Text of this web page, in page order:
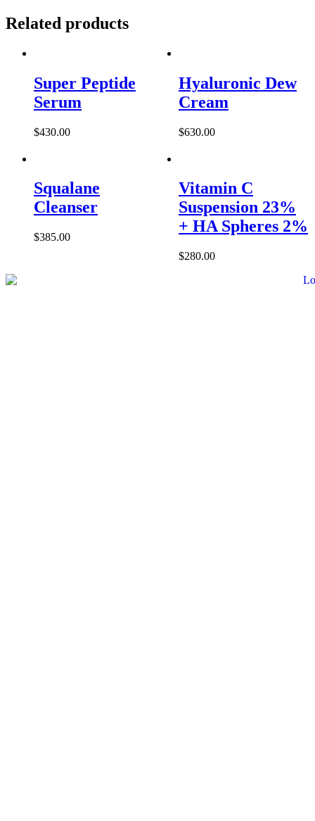
Related products
Super Peptide
Serum
$430.00
Hyaluronic Dew
Cream
$630.00
Squalane
Cleanser
$385.00
Vitamin C
Suspension 23%
+ HA Spheres 2%
$280.00